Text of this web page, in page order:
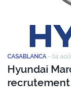
CASABLANCA - 04
Hyundai